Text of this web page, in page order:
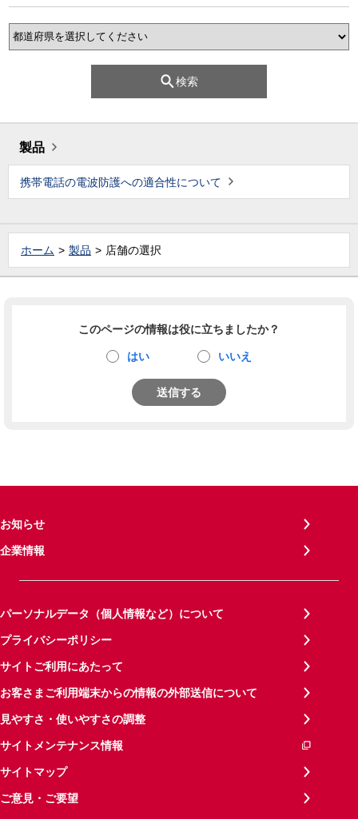
検索
製品
携帯電話の電波防護への適合性について
ホーム 製品 店舗の選択
このページの情報は役に立ちましたか？
はい いいえ
送信する
お知らせ
企業情報
パーソナルデータ（個人情報など）について
プライバシーポリシー
サイトご利用にあたって
お客さまご利用端末からの情報の外部送信について
見やすさ・使いやすさの調整
サイトメンテナンス情報
サイトマップ
ご意見・ご要望